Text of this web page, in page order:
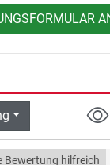
Bewertung hilfreich